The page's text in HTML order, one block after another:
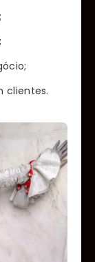
clientes.